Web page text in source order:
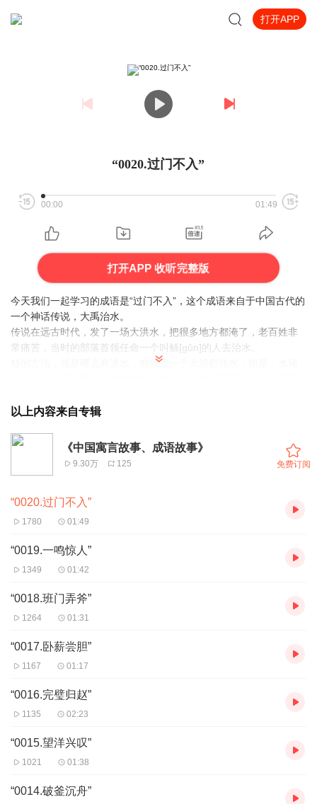
打开APP
“0020.过门不入”
00:00 01:49
打开APP 收听完整版
今天我们一起学习的成语是“过门不入”，这个成语来自于中国古代的
一个神话传说，大禹治水。
传说在远古时代，发了一场大洪水，把很多地方都淹了，老百姓非
常痛苦，当时的部落首领任命一个叫鲧[gǔn]的人去治水。
鲧的方法，就是哪儿有洪水，他就盖一个大坝拦住水，但是，水堵
那就换人吧。这个任务就轮到了鲧[gǔn]的儿子禹，由他来治水。为
三年，他的妻子和儿子一直在家里等他，但大禹三次经过家门，都
忙得没有时间回家一趟。
所以过门不入这个成语，就是形容像大禹这样，肩负责任，为了更
那大禹最后回家了吗？洪水治好了吗？晚上让我爸爸接着讲吧。
以上内容来自专辑
《中国寓言故事、成语故事》
9.30万 125 免费订阅
“0020.过门不入”
1780 01:49
“0019.一鸣惊人”
1349 01:42
“0018.班门弄斧”
1264 01:31
“0017.卧薪尝胆”
1167 01:17
“0016.完璧归赵”
1135 02:23
“0015.望洋兴叹”
1021 01:38
“0014.破釜沉舟”